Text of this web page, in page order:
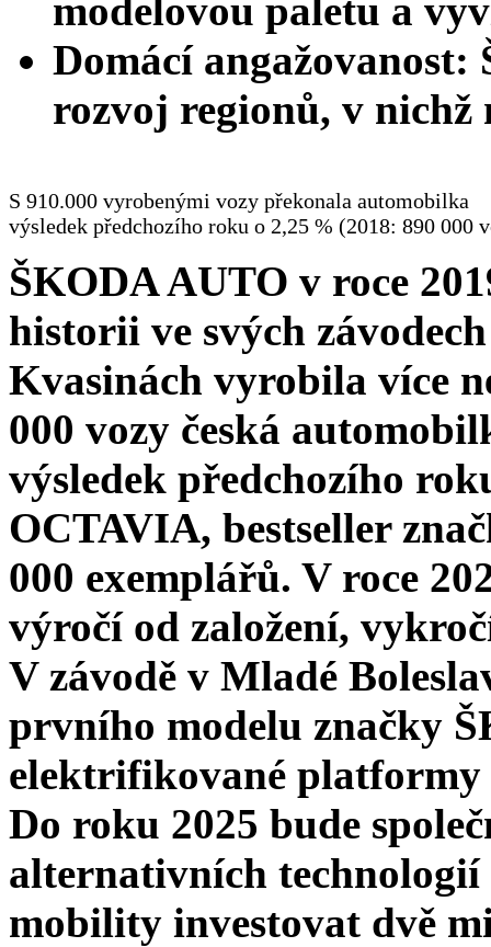
modelovou paletu a
Domácí
rozvoj regionů, v nichž
S 910.000 vyrobenými vozy překonala automobilka
výsledek předchozího roku o 2,25 % (2018: 890 000
ŠKODA AUTO v roce
historii ve svých
Kvasinách vyrobila více
000 vozy česká
výsledek předchozího
OCTAVIA, bestseller
000 exemplářů. V roce
výročí od založení,
V závodě v Mladé
prvního modelu značky
elektrifikované platformy
Do roku 2025 bude
alternativních technologií
mobility investovat dvě